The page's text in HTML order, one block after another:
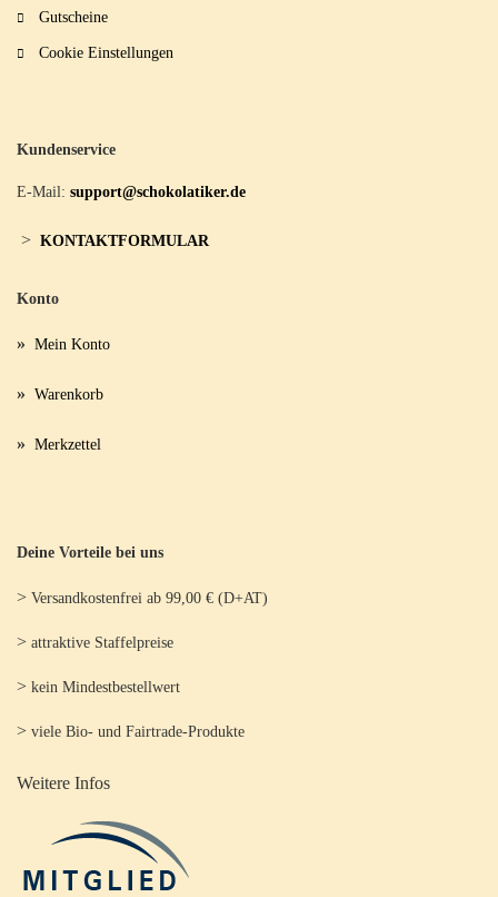
Gutscheine
Cookie Einstellungen
Kundenservice
E-Mail: support@schokolatiker.de
> KONTAKTFORMULAR
Konto
» Mein Konto
» Warenkorb
» Merkzettel
Deine Vorteile bei uns
> Versandkostenfrei ab 99,00 € (D+AT)
> attraktive Staffelpreise
> kein Mindestbestellwert
> viele Bio- und Fairtrade-Produkte
Weitere Infos